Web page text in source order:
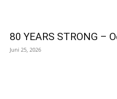
80 YEARS STRONG –
Juni 25, 2026